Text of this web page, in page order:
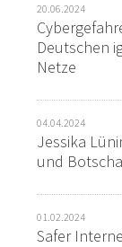
20.06.2024
Deutschen
Netze
04.04.2024
Jessika
und
01.02.2024
Safer